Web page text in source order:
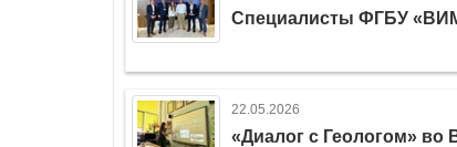
Специалисты ФГБУ
22.05.2026
«Диалог с Геологом» во